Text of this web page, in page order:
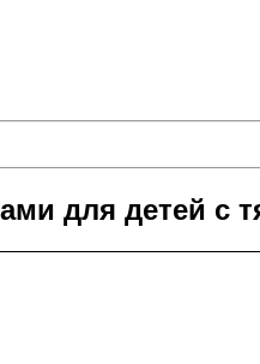
для детей с